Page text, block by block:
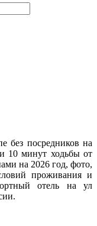
без посредников на
10 минут ходьбы от
на 2026 год, фото,
проживания и
отель на ул